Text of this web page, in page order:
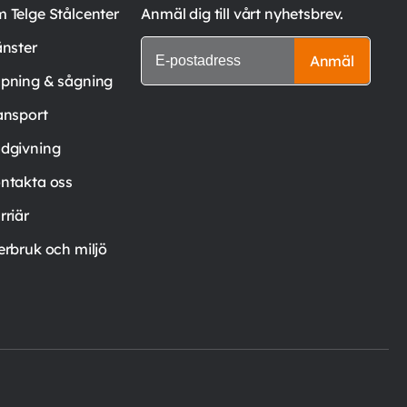
Telge Stålcenter
& sågning
oss
och miljö
Anmäl dig till vårt nyhetsbrev.
Anmäl